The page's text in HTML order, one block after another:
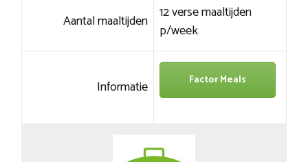
Aantal maaltijden 12 verse maaltijden
p/week
Informatie Factor Meals